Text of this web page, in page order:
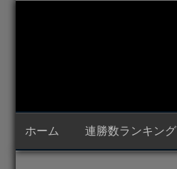
プ
ホーム 連勝数ランキング